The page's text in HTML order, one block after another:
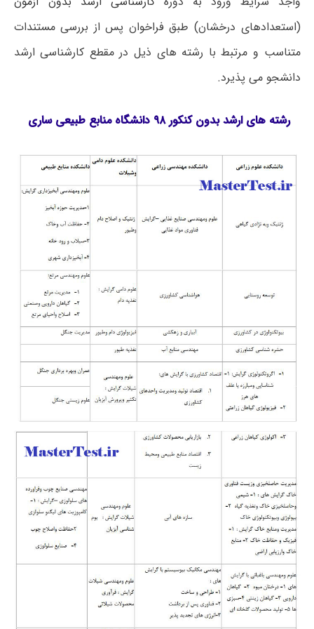
(استعدادهای درخشان) طبق فراخوان پس از بررسی مستندات
متناسب و مرتبط با رشته های ذیل در مقطع کارشناسی ارشد
دانشجو می پذیرد.
رشته های ارشد بدون کنکور ۹۸ دانشگاه منابع طبیعی ساری